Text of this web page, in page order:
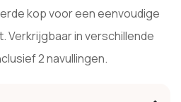
kop voor een eenvoudige
Verkrijgbaar in verschillende
2 navullingen.